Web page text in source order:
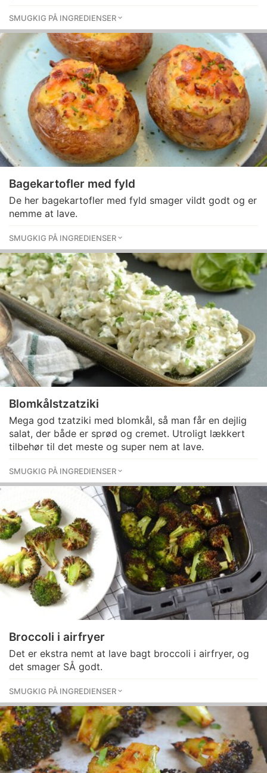
SMUGKIG PÅ INGREDIENSER
Bagekartofler med fyld
De her bagekartofler med fyld smager vildt godt og er
nemme at lave.
SMUGKIG PÅ INGREDIENSER
Blomkålstzatziki
Mega god tzatziki med blomkål, så man får en dejlig
salat, der både er sprød og cremet. Utroligt lækkert
tilbehør til det meste og super nem at lave.
SMUGKIG PÅ INGREDIENSER
Broccoli i airfryer
Det er ekstra nemt at lave bagt broccoli i airfryer, og
det smager SÅ godt.
SMUGKIG PÅ INGREDIENSER